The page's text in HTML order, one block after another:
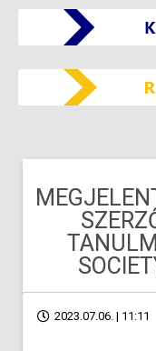
2023.07.06. | 11:11